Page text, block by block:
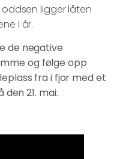
ligger låten
i år.
de negative
og følge opp
fra i fjor med et
21. mai.